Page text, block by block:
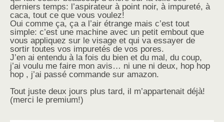
derniers temps: l’aspirateur à point noir, à impureté, à
caca, tout ce que vous voulez!
Oui comme ça, ça a l’air étrange mais c’est tout
simple: c’est une machine avec un petit embout que
vous appliquez sur le visage et qui va essayer de
sortir toutes vos impuretés de vos pores.
J’en ai entendu à la fois du bien et du mal, du coup,
j’ai voulu me faire mon avis… ni une ni deux, hop hop
hop , j’ai passé commande sur amazon.
Tout juste deux jours plus tard, il m’appartenait déjà!
(merci le premium!)